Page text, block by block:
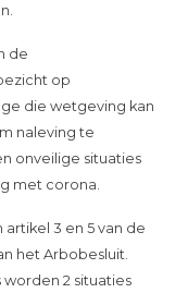
de
op
die wetgeving kan
naleving te
onveilige situaties
met corona.
3 en 5 van de
het Arbobesluit.
2 situaties